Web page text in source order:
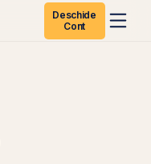
Deschide
Cont